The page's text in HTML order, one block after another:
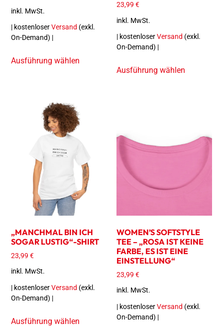
inkl. MwSt.
| kostenloserVersand (exkl.
On-Demand) |
Ausführung wählen
23,99 €
inkl. MwSt.
| kostenloserVersand (exkl.
On-Demand) |
Ausführung wählen
„MANCHMAL BIN ICH
SOGAR LUSTIG“-SHIRT
23,99€
inkl. MwSt.
| kostenloserVersand (exkl.
On-Demand) |
Ausführung wählen
WOMEN’S SOFTSTYLE
TEE – „ROSA IST KEINE
FARBE, ES IST EINE
EINSTELLUNG“
23,99 €
inkl. MwSt.
| kostenloserVersand (exkl.
On-Demand) |